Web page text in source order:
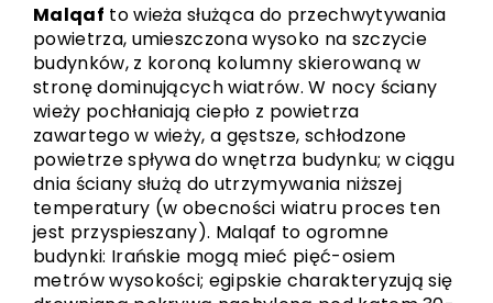
Malqaf to wieża służąca do przechwytywania
powietrza, umieszczona wysoko na szczycie
budynków, z koroną kolumny skierowaną w
stronę dominujących wiatrów. W nocy ściany
wieży pochłaniają ciepło z powietrza
zawartego w wieży, a gęstsze, schłodzone
powietrze spływa do wnętrza budynku; w ciągu
dnia ściany służą do utrzymywania niższej
temperatury (w obecności wiatru proces ten
jest przyspieszany). Malqaf to ogromne
budynki: Irańskie mogą mieć pięć-osiem
metrów wysokości; egipskie charakteryzują się